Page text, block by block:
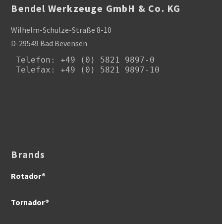
Bendel Werkzeuge GmbH & Co. KG
Wilhelm-Schulze-Straße 8-10
D-29549 Bad Bevensen
Telefon : +49 (0) 5821 9897-0
Telefax: +49 (0) 5821 9897-10
Brands
Rotador®
Tornador®